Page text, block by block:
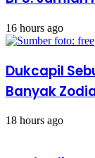
16 hours ago
Dukcapil
Banyak
18 hours ago